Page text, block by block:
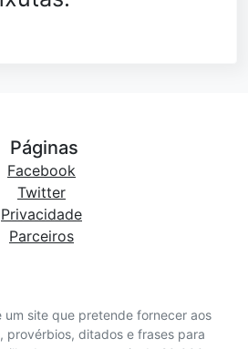
um site que pretende fornecer aos
provérbios, ditados e frases para
Páginas
Facebook
Twitter
Privacidade
Parceiros